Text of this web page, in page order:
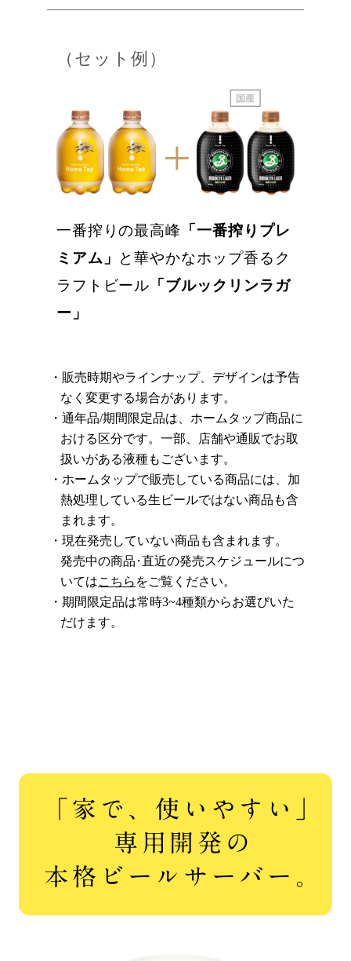
（セット例）
一番搾りの最高峰
「一番搾りプレ
ミアム」
と華やかなホップ香るク
ラフトビール 「ブルックリンラガ
ー」
販売時期やラインナップ、デザインは予告
なく変更する場合があります。
通年品/期間限定品は、ホームタップ商品に
おける区分です。一部、店舗や通販でお取
扱いがある液種もございます。
ホームタップで販売している商品には、加
熱処理している生ビールではない商品も含
まれます。
現在発売していない商品も含まれます。
発売中の商品･直近の発売スケジュールにつ
いてはこちら をご覧ください。
期間限定品は常時3~4種類からお選びいた
だけます。
「家で、使いやすい」
専用開発の
本格ビールサーバー。